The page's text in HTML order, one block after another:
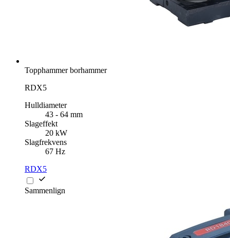
Topphammer borhammer
RDX5
Hulldiameter
43 - 64 mm
Slageffekt
20 kW
Slagfrekvens
67 Hz
RDX5
Sammenlign